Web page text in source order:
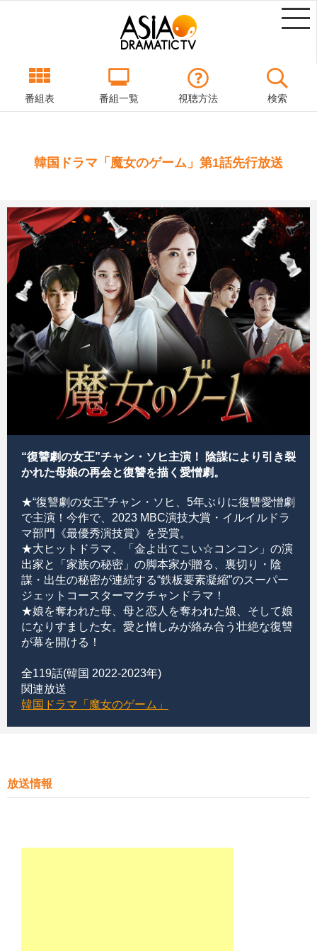
番組表 番組一覧 視聴方法 検索
韓国ドラマ「魔女のゲーム」第1話先行放送
“復讐劇の女王”チャン・ソヒ主演！ 陰謀により引き裂
かれた母娘の再会と復讐を描く愛憎劇。
★“復讐劇の女王”チャン・ソヒ、5年ぶりに復讐愛憎劇
で主演！今作で、2023 MBC演技大賞・イルイルドラ
マ部門《最優秀演技賞》を受賞。
★大ヒットドラマ、「金よ出てこい☆コンコン」の演
出家と「家族の秘密」の脚本家が贈る、裏切り・陰
謀・出生の秘密が連続する“鉄板要素凝縮”のスーパー
ジェットコースターマクチャンドラマ！
★娘を奪われた母、母と恋人を奪われた娘、そして娘
になりすました女。愛と憎しみが絡み合う壮絶な復讐
が幕を開ける！
全119話(韓国 2022-2023年)
関連放送
韓国ドラマ「魔女のゲーム」
放送情報